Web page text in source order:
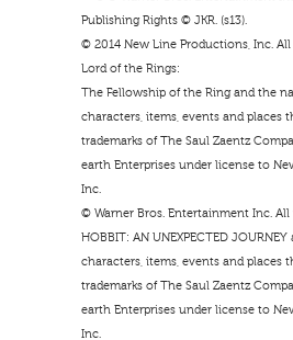
Publishing Rights © JKR. (s13).
© 2014 New Line Productions, Inc.
Lord of the Rings:
The Fellowship of the Ring and the
characters, items, events and places
trademarks of The Saul Zaentz
earth Enterprises under license to
Inc.
© Warner Bros. Entertainment Inc. All
HOBBIT: AN UNEXPECTED
characters, items, events and places
trademarks of The Saul Zaentz
earth Enterprises under license to
Inc.